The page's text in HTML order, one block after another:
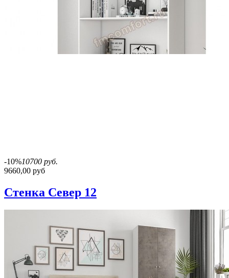
-10%10700 руб.
9660,00 руб
Стенка Север 12